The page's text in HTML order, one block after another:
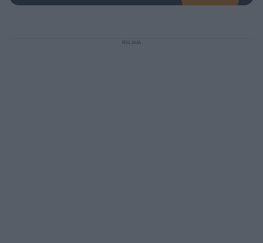
REKLAMA